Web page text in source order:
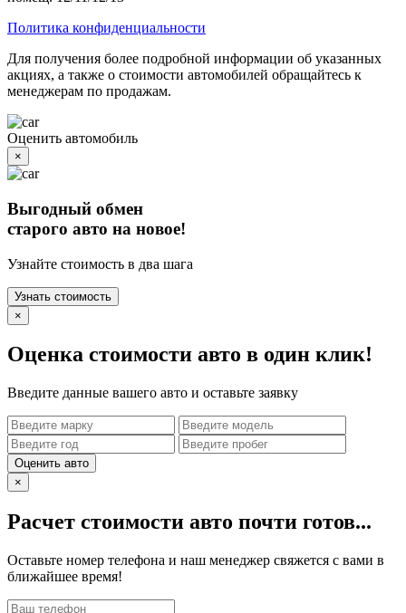
Политика конфиденциальности
Для получения более подробной информации об указанных
акциях, а также о стоимости автомобилей обращайтесь к
менеджерам по продажам.
Оценить автомобиль
×
Выгодный обмен
старого авто на новое!
Узнайте стоимость в два шага
Узнать стоимость
×
Оценка стоимости авто в один клик!
Введите данные вашего авто и оставьте заявку
Оценить авто
×
Расчет стоимости авто почти готов...
Оставьте номер телефона и наш менеджер свяжется с вами в
ближайшее время!